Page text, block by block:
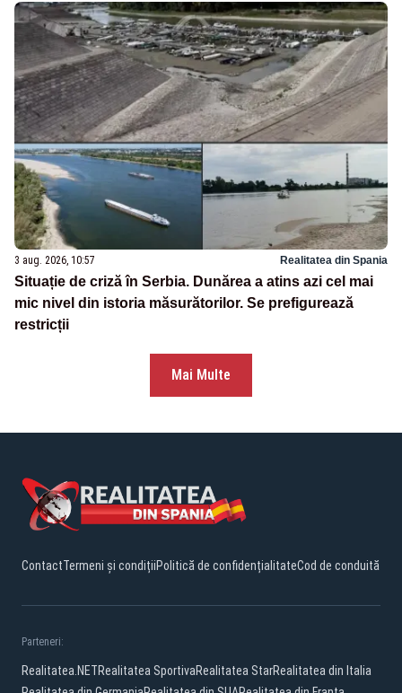
3 aug. 2026, 10:57 Realitatea din Spania
Situație de criză în Serbia. Dunărea a atins azi cel mai
mic nivel din istoria măsurătorilor. Se prefigurează
restricții
Mai Multe
ContactTermeni și condițiiPolitică de confidențialitateCod de conduită
Parteneri:
Realitatea.NETRealitatea SportivaRealitatea StarRealitatea din Italia